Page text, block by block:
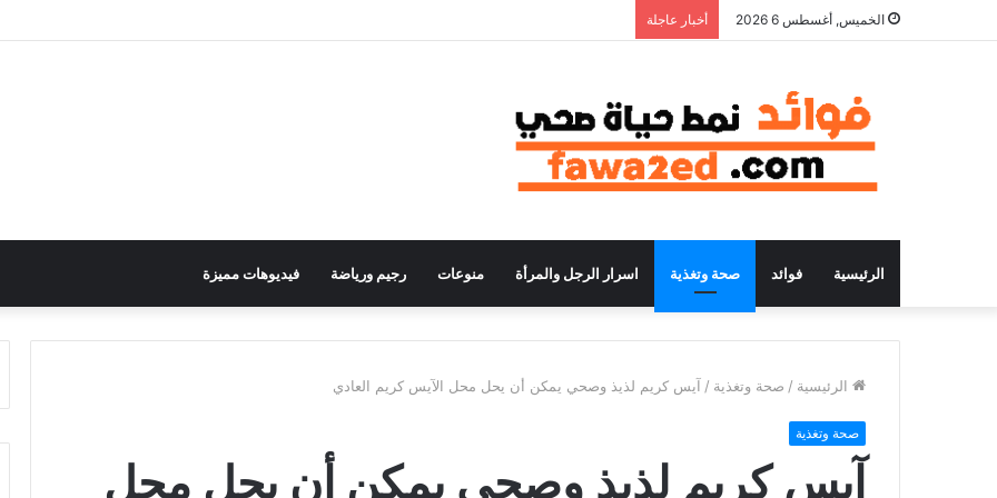
الخميس, أغسطس 6 2026 أخبار عاجلة
الرئيسية فوائد صحة وتغذية اسرار الرجل والمرأة منوعات رجيم ورياضة فيديوهات مميزة
الرئيسية / صحة وتغذية / آيس كريم لذيذ وصحي يمكن أن يحل محل الآيس كريم العادي
صحة وتغذية
آيس كريم لذيذ وصحي يمكن أن يحل محل